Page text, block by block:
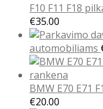
F10 F11 F18
€35.00
range:
€4.00
through
€35.00
automobiliams
BMW E70 E71
€20.00